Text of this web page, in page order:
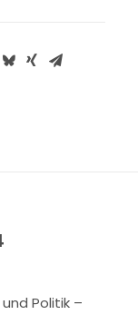
Politik –